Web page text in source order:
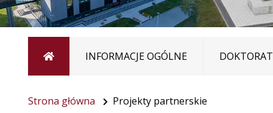
Strona głównaINFORMACJE OGÓLNE
Strona główna Projekty partnerskie